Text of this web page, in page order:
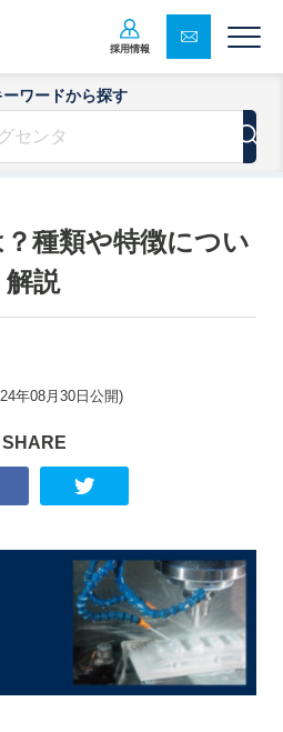
採用情報
ワードから探す
種類や特徴につい
説
年08月30日 公開)
SHARE